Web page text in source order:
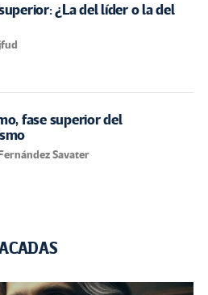
¿La del líder o la del
fase superior del
Savater